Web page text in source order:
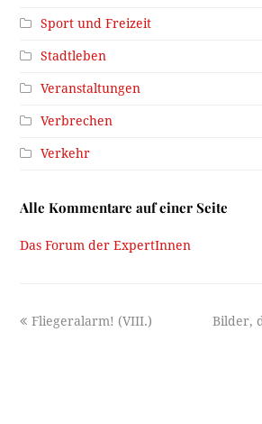
Sport und Freizeit
Stadtleben
Veranstaltungen
Verbrechen
Verkehr
Alle Kommentare auf einer Seite
Das Forum der ExpertInnen
previous
Fliegeralarm! (VIII.)
next
Bilder,